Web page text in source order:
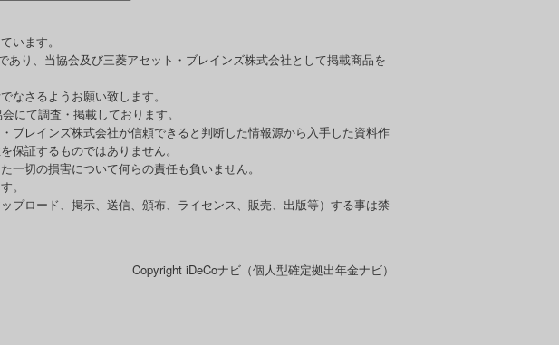
います。
り、当協会及び三菱アセット・ブレインズ株式会社として掲載商品を
なさるようお願い致します。
にて調査・掲載しております。
ブレインズ株式会社が信頼できると判断した情報源から入手した資料作
保証するものではありません。
切の損害について何らの責任も負いません。
。
プロード、掲示、送信、頒布、ライセンス、販売、出版等）する事は禁
Copyright iDeCoナビ（個人型確定拠出年金ナビ）